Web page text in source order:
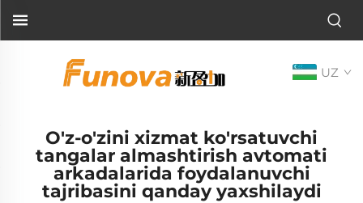
UZ
O'z-o'zini xizmat ko'rsatuvchi
tangalar almashtirish avtomati
arkadalarida foydalanuvchi
tajribasini qanday yaxshilaydi